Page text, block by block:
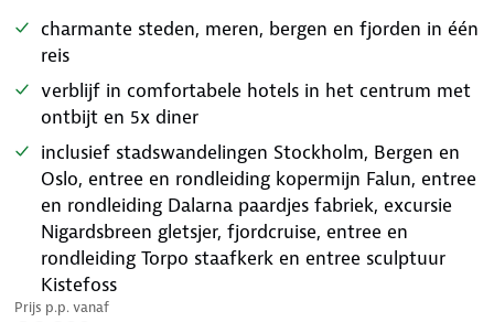
charmante steden, meren, bergen en fjorden in één
reis
verblijf in comfortabele hotels in het centrum met
ontbijt en 5x diner
inclusief stadswandelingen Stockholm, Bergen en
Oslo, entree en rondleiding kopermijn Falun, entree
en rondleiding Dalarna paardjes fabriek, excursie
Nigardsbreen gletsjer, fjordcruise, entree en
rondleiding Torpo staafkerk en entree sculptuur
Kistefoss
Prijs p.p. vanaf